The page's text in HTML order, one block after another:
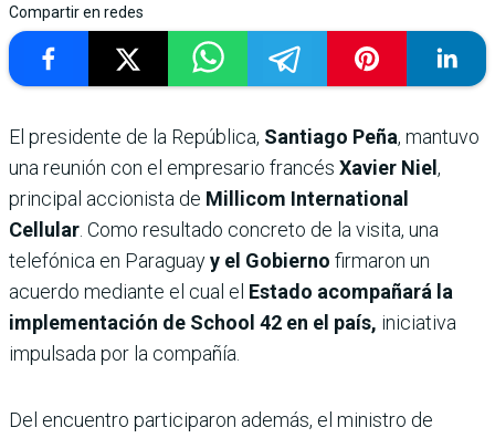
Compartir en redes
El presidente de la República, Santiago Peña, mantuvo
una reunión con el empresario francés Xavier Niel ,
principal accionista de Millicom International
Cellular. Como resultado concreto de la visita, una
telefónica en Paraguayy el Gobierno firmaron un
acuerdo mediante el cual el Estado acompañará la
implementación de School 42 en el país, iniciativa
impulsada por la compañía.
Del encuentro participaron además, el ministro de